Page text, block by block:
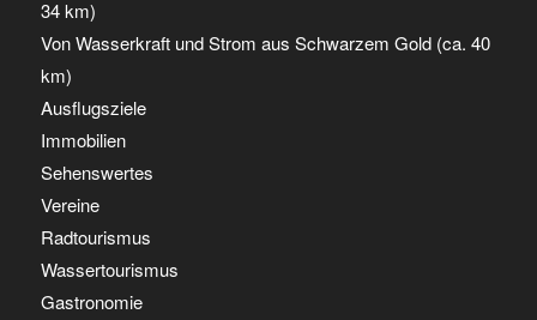
34 km)
Von Wasserkraft und Strom aus Schwarzem Gold (ca. 40
km)
Ausflugsziele
Immobilien
Sehenswertes
Vereine
Radtourismus
Wassertourismus
Gastronomie